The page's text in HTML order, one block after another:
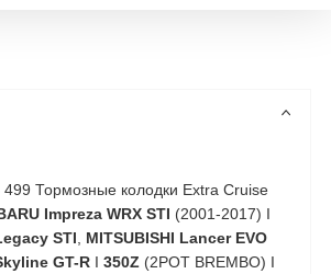
499 Тормозные колодки Extra Cruise
Impreza WRX STI (2001-2017) I
STI
MITSUBISHI Lancer EVO
GT-R I 350Z (2POT BREMBO) I